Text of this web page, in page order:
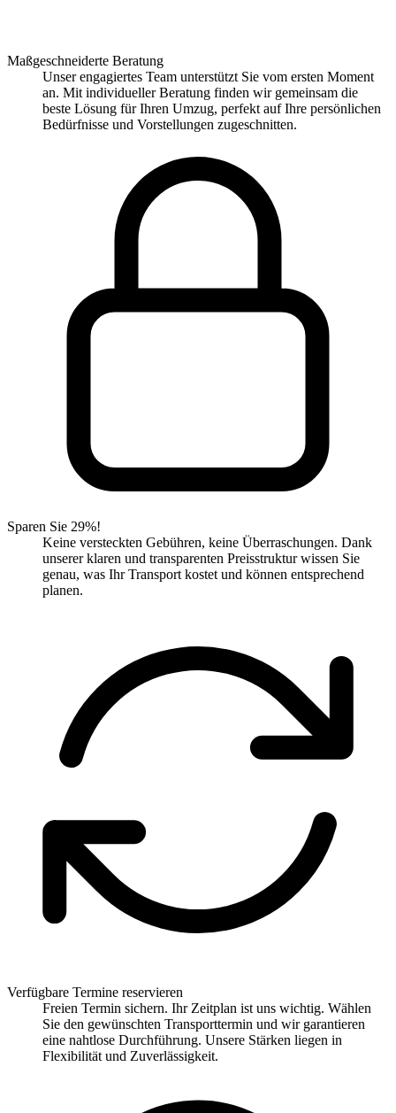
Maßgeschneiderte Beratung
Unser engagiertes Team unterstützt Sie vom ersten Moment
an. Mit individueller Beratung finden wir gemeinsam die
beste Lösung für Ihren Umzug, perfekt auf Ihre persönlichen
Bedürfnisse und Vorstellungen zugeschnitten.
Sparen Sie 29%!
Keine versteckten Gebühren, keine Überraschungen. Dank
unserer klaren und transparenten Preisstruktur wissen Sie
genau, was Ihr Transport kostet und können entsprechend
planen.
Verfügbare Termine reservieren
Freien Termin sichern. Ihr Zeitplan ist uns wichtig. Wählen
Sie den gewünschten Transporttermin und wir garantieren
eine nahtlose Durchführung. Unsere Stärken liegen in
Flexibilität und Zuverlässigkeit.